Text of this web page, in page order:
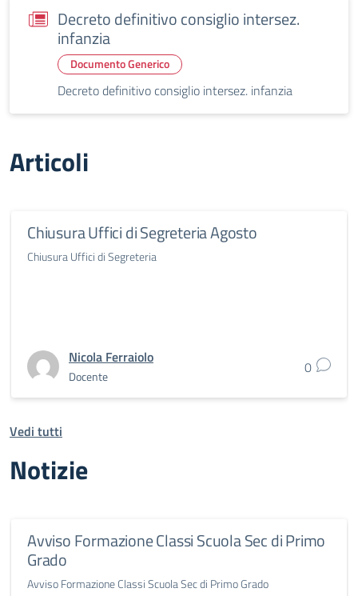
Decreto definitivo consiglio intersez.
infanzia
Documento Generico
Decreto definitivo consiglio intersez. infanzia
Articoli
Chiusura Uffici di Segreteria Agosto
Chiusura Uffici di Segreteria
Nicola Ferraiolo
Docente 0
Vedi tutti
Notizie
Avviso Formazione Classi Scuola Sec di Primo
Grado
Avviso Formazione Classi Scuola Sec di Primo Grado